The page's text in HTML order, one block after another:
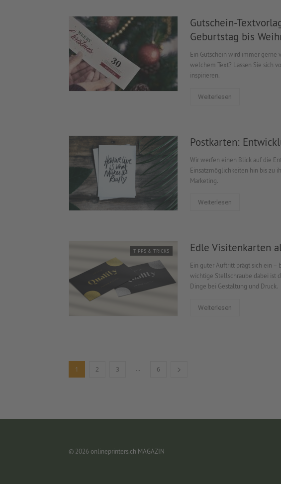
Gutschein-
Geburtstag bis
Ein Gutschein wird immer gerne
welchem Text? Lassen Sie sich
inspirieren.
Weiterlesen
Postkarten:
Wir werfen einen Blick auf die
Einsatzmöglichkeiten hin bis zu
Marketing.
Weiterlesen
TIPPS & TRICKS Edle Visitenkarten
Ein guter Auftritt prägt sich ein –
wichtige Stellschraube dabei ist
Dinge bei Gestaltung und Druck.
Weiterlesen
1 2 3 ... 6
© 2026 onlineprinters.ch MAGAZIN